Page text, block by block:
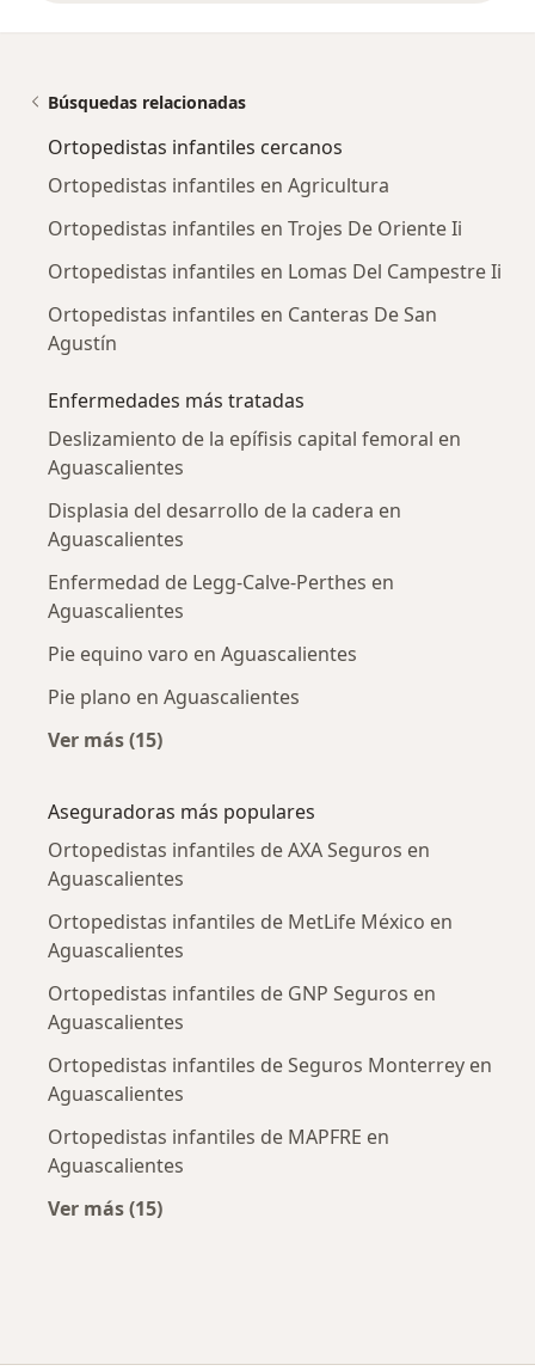
Búsquedas relacionadas
Ortopedistas infantiles cercanos
Ortopedistas infantiles en Agricultura
Ortopedistas infantiles en Trojes De Oriente Ii
Ortopedistas infantiles en Lomas Del Campestre Ii
Ortopedistas infantiles en Canteras De San
Agustín
Enfermedades más tratadas
Deslizamiento de la epífisis capital femoral en
Aguascalientes
Displasia del desarrollo de la cadera en
Aguascalientes
Enfermedad de Legg-Calve-Perthes en
Aguascalientes
Pie equino varo en Aguascalientes
Pie plano en Aguascalientes
Ver más (15)
Aseguradoras más populares
Ortopedistas infantiles de AXA Seguros en
Aguascalientes
Ortopedistas infantiles de MetLife México en
Aguascalientes
Ortopedistas infantiles de GNP Seguros en
Aguascalientes
Ortopedistas infantiles de Seguros Monterrey en
Aguascalientes
Ortopedistas infantiles de MAPFRE en
Aguascalientes
Ver más (15)